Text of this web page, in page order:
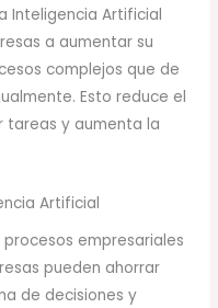
Inteligencia Artificial
a aumentar su
complejos que de
Esto reduce el
tareas y aumenta la
Artificial
empresariales
pueden ahorrar
de decisiones y